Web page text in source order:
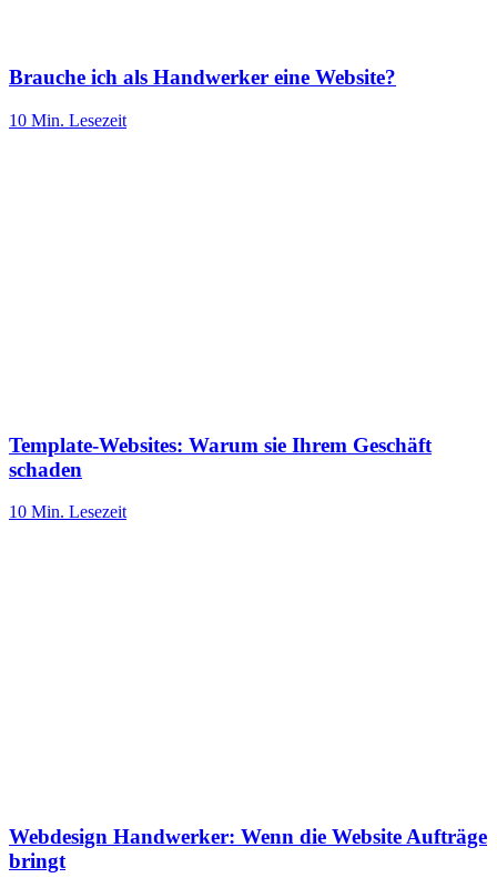
Brauche ich als Handwerker eine Website?
10 Min. Lesezeit
Template-Websites: Warum sie Ihrem Geschäft
schaden
10 Min. Lesezeit
Webdesign Handwerker: Wenn die Website Aufträge
bringt